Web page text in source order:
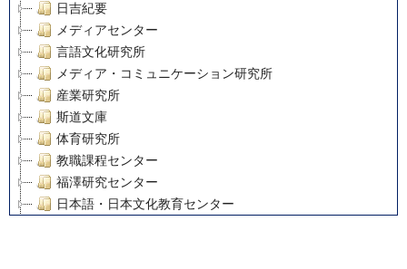
日吉紀要
メディアセンター
言語文化研究所
メディア・コミュニケーション研究所
産業研究所
斯道文庫
体育研究所
教職課程センター
福澤研究センター
日本語・日本文化教育センター